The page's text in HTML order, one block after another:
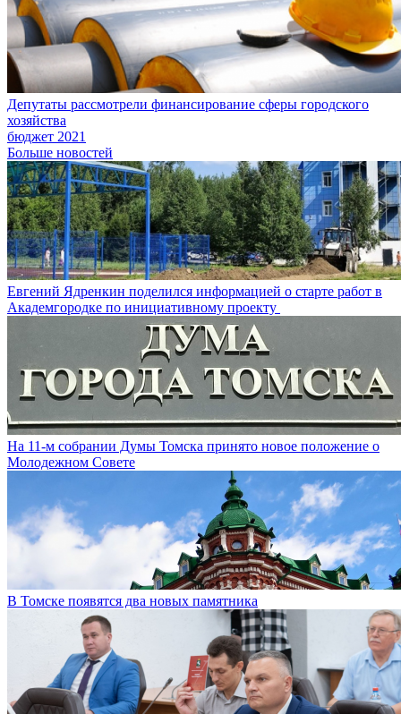
Депутаты рассмотрели финансирование сферы городского
хозяйства
бюджет 2021
Больше новостей
Евгений Ядренкин поделился информацией о старте работ в
Академгородке по инициативному проекту
На 11-м собрании Думы Томска принято новое положение о
Молодежном Совете
В Томске появятся два новых памятника